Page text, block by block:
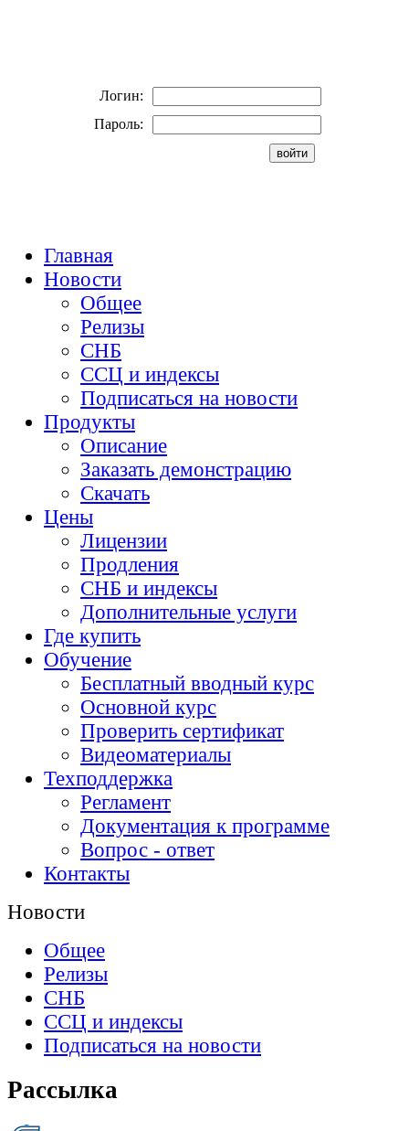
Логин:
Пароль:
Главная
Новости
Общее
Релизы
СНБ
ССЦ и индексы
Подписаться на новости
Продукты
Описание
Заказать демонстрацию
Скачать
Цены
Лицензии
Продления
СНБ и индексы
Дополнительные услуги
Где купить
Обучение
Бесплатный вводный курс
Основной курс
Проверить сертификат
Видеоматериалы
Техподдержка
Регламент
Документация к программе
Вопрос - ответ
Контакты
Новости
Общее
Релизы
СНБ
ССЦ и индексы
Подписаться на новости
Рассылка